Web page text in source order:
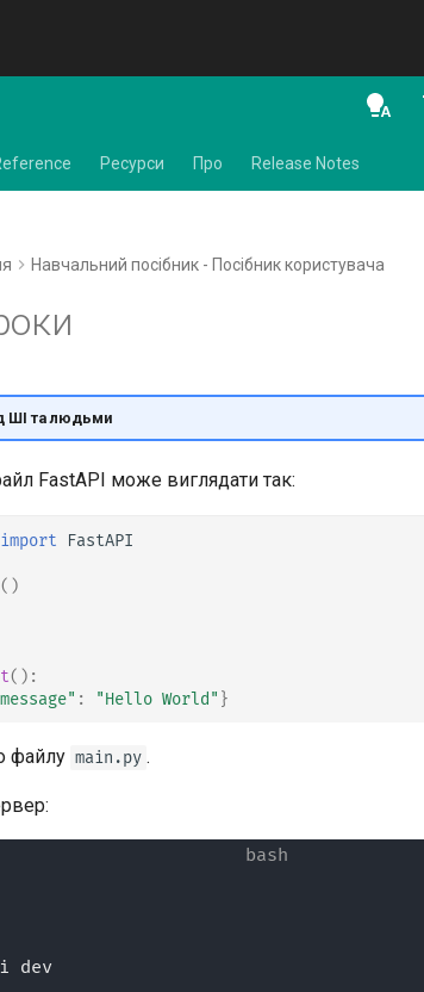
en - English
Ресурси Про Release Notes
Навчальний посібник - Посібник користувача
ШІ та людьми
FastAPI може виглядати так:
import FastAPI
()
():
: "Hello World" }
файлу main.py .
dev